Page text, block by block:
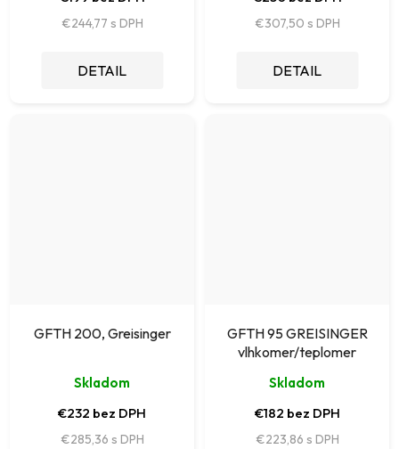
€244,77
DETAIL
€307,50
DETAIL
GFTH 200, Greisinger
Skladom
€232 bez DPH
€285,36
GFTH 95 GREISINGER
vlhkomer/teplomer
Skladom
€182 bez DPH
€223,86